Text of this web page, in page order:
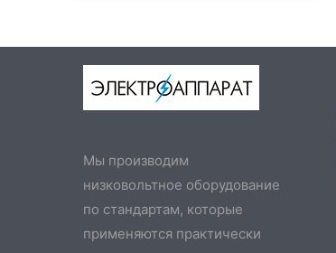
Мы производим
низковольтное оборудование
по стандартам, которые
применяются практически